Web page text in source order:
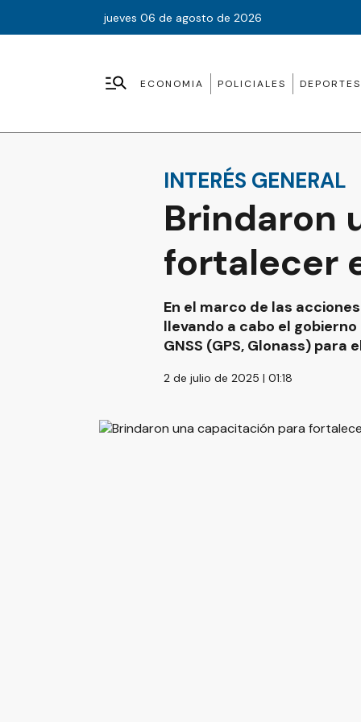
jueves 06 de agosto de 2026
ECONOMIA POLICIALES DEPORTES
INTERÉS GENERAL
Brindaron
fortalecer
En el marco de las
llevando a cabo el
GNSS (GPS, Glonass)
2 de julio de 2025 | 01:18